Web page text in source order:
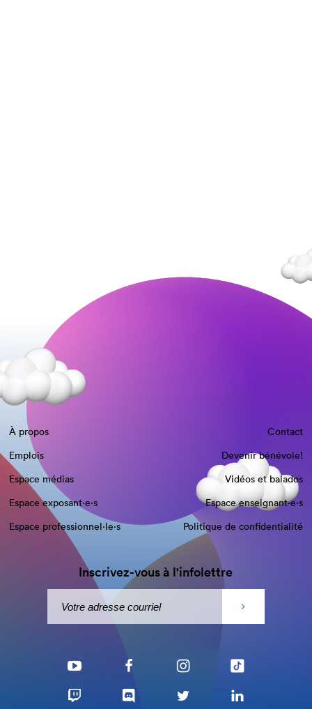
À propos
Contact
Emplois
Devenir bénévole!
Espace médias
Vidéos et balados
Espace exposant·e⋅s
Espace enseignant·e⋅s
Espace professionnel·le⋅s
Politique de confidentialité
Inscrivez-vous à l'infolettre